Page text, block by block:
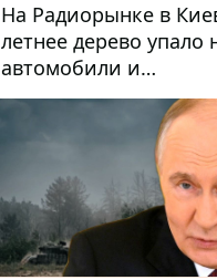
На Радиорынке в
летнее дерево упало
автомобили и
травмировало